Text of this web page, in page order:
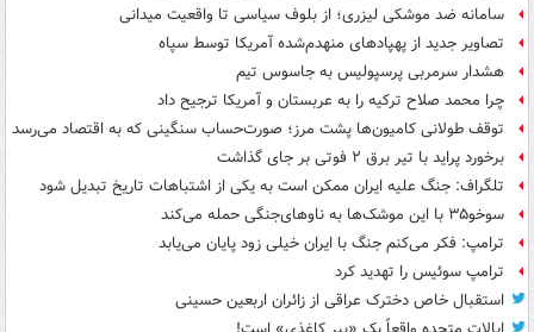
سامانه ضد موشکی لیزری؛ از بلوف سیاسی تا واقعیت میدانی
تصاویر جدید از پهپادهای منهدم‌شده آمریکا توسط سپاه
هشدار سرمربی پرسپولیس به جاسوس تیم
چرا محمد صلاح ترکیه را به عربستان و آمریکا ترجیح داد
توقف طولانی کامیون‌ها پشت مرز؛ صورت‌حساب سنگینی که به اقتصاد می‌رسد
برخورد پراید با تیر برق ۲ فوتی بر جای گذاشت
تلگراف: جنگ علیه ایران ممکن است به یکی از اشتباهات تاریخ تبدیل شود
سوخو۳۵ با این موشک‌ها به ناوهای‌جنگی حمله می‌کند
ترامپ: فکر می‌کنم جنگ با ایران خیلی زود پایان می‌یابد
ترامپ سوئیس را تهدید کرد
استقبال خاص دخترک عراقی از زائران اربعین حسینی